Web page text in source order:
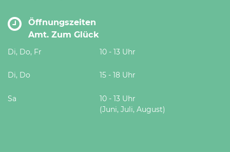
Öffnungszeiten
Amt. Zum Glück
Di, Do, Fr 10 - 13 Uhr
Di, Do 15 - 18 Uhr
Sa
10 - 13 Uhr
(Juni, Juli, August)